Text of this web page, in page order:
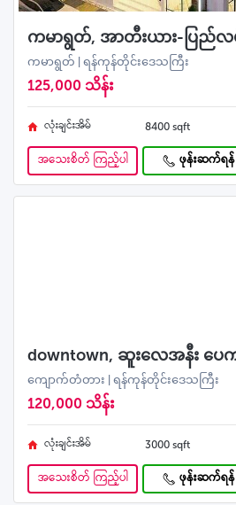
ကမာရွတ် | ရန်ကုန်တိုင်းဒေသကြီး
125,000 သိန်း
လုံးချင်းအိမ် 8400 sqft
အသေးစိတ် ကြည့်ပါ ဖုန်းဆက်ရန်
ကျောက်တံတား | ရန်ကုန်တိုင်းဒေသကြီး
120,000 သိန်း
လုံးချင်းအိမ် 3000 sqft
အသေးစိတ် ကြည့်ပါ ဖုန်းဆက်ရန်